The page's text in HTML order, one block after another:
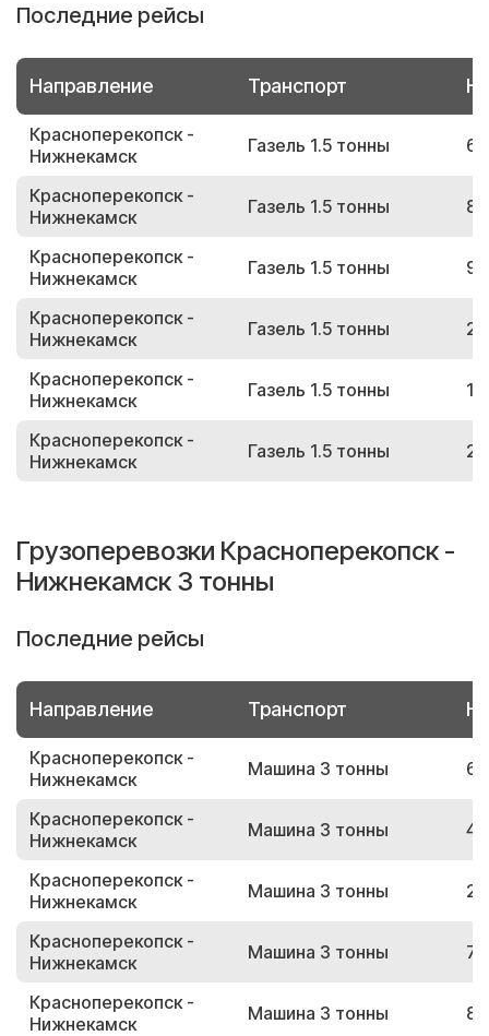
Последние рейсы
Направление Транспорт
Красноперекопск -
Нижнекамск
Газель 1.5 тонны
Красноперекопск -
Нижнекамск
Газель 1.5 тонны
Красноперекопск -
Нижнекамск
Газель 1.5 тонны
Красноперекопск -
Нижнекамск
Газель 1.5 тонны
Красноперекопск -
Нижнекамск
Газель 1.5 тонны
Красноперекопск -
Нижнекамск
Газель 1.5 тонны
Грузоперевозки Красноперекопск -
Нижнекамск 3 тонны
Последние рейсы
Направление Транспорт
Красноперекопск -
Нижнекамск
Машина 3 тонны
Красноперекопск -
Нижнекамск
Машина 3 тонны
Красноперекопск -
Нижнекамск
Машина 3 тонны
Красноперекопск -
Нижнекамск
Машина 3 тонны
Красноперекопск -
Нижнекамск
Машина 3 тонны